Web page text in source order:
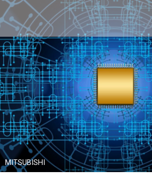
Siirry
sisältöön
MITSUBISHI